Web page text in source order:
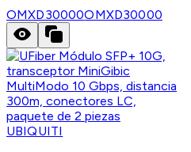
OMXD30000OMXD30000
UBIQUITI